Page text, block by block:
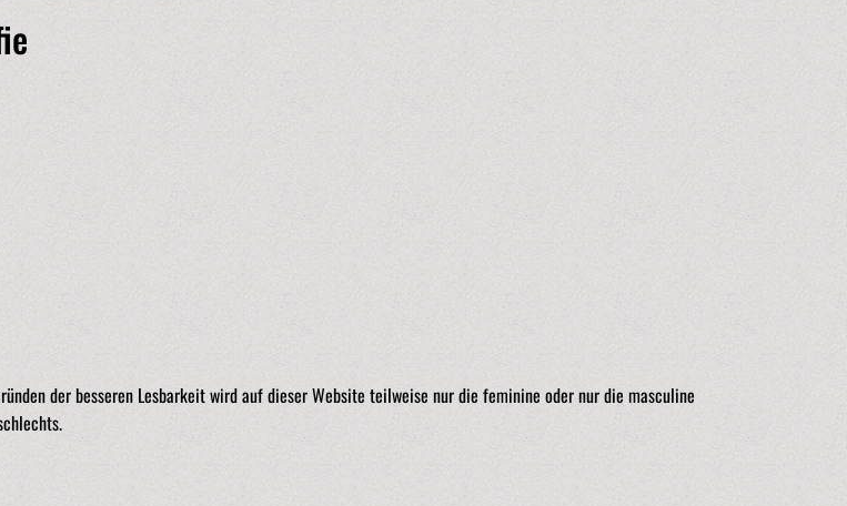
der besseren Lesbarkeit wird auf dieser Website teilweise nur die feminine oder nur die masculine